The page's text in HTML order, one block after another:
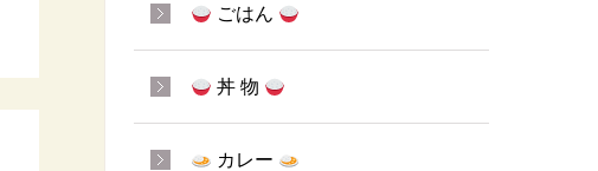
ごはん
丼 物
カレー